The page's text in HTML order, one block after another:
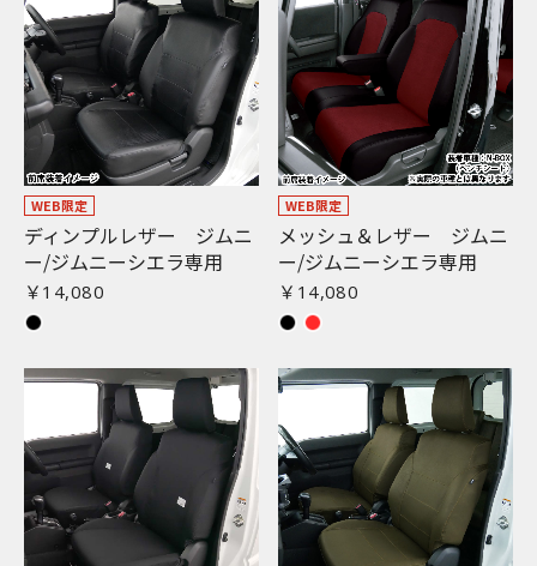
WEB限定
ディンプルレザー ジムニ
ー/ジムニーシエラ専用
￥14,080
WEB限定
メッシュ＆レザー ジムニ
ー/ジムニーシエラ専用
￥14,080